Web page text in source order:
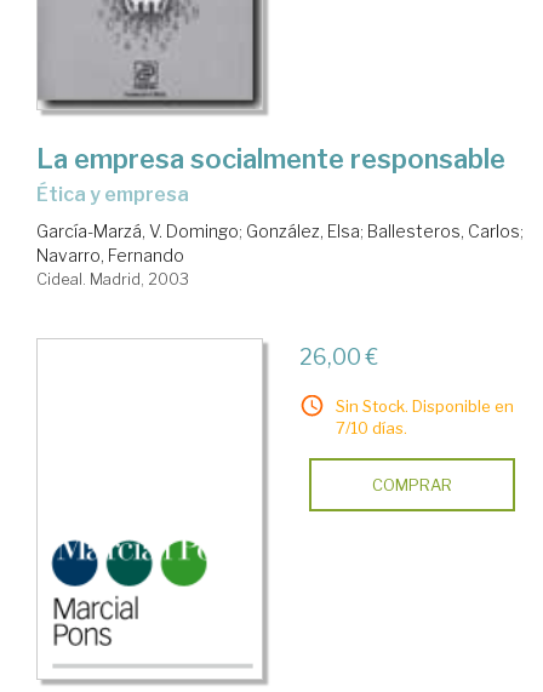
La empresa socialmente responsable
ética y empresa
García-Marzá, V. Domingo; González, Elsa; Ballesteros, Carlos;
Navarro, Fernando
Cideal. Madrid, 2003
26,00 €
Sin Stock. Disponible en
7/10 días.
COMPRAR